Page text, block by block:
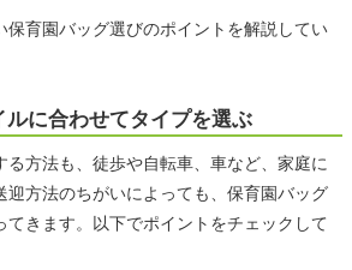
保育園バッグ選びのポイントを解説してい
に合わせてタイプを選ぶ
る方法も、徒歩や自転車、車など、家庭に
迎方法のちがいによっても、保育園バッグ
てきます。以下でポイントをチェックして